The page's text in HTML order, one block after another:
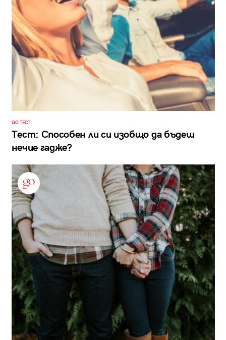
GO ТЕСТ
Тест: Способен ли си изобщо да бъдеш
нечие гадже?